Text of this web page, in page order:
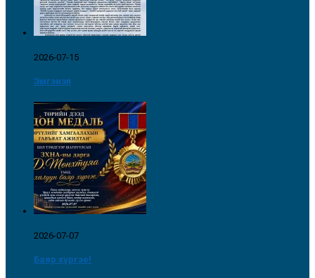
2026-07-15
Эмгэнэл
2026-07-07
Баяр хүргэе!